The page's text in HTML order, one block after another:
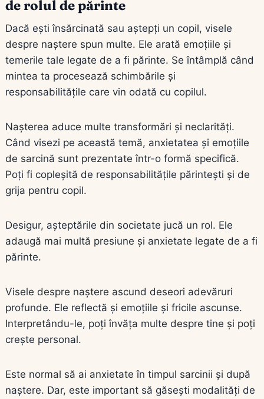
de rolul de părinte
Dacă ești însărcinată sau aștepți un copil, visele
despre naștere spun multe. Ele arată emoțiile și
temerile tale legate de a fi părinte. Se întâmplă când
mintea ta procesează schimbările și
responsabilitățile care vin odată cu copilul.
Nașterea aduce multe transformări și neclarități.
Când visezi pe această temă, anxietatea și emoțiile
de sarcină sunt prezentate într-o formă specifică.
Poți fi copleșită de responsabilitățile părintești și de
grija pentru copil.
Desigur, așteptările din societate jucă un rol. Ele
adaugă mai multă presiune și anxietate legate de a fi
părinte.
Visele despre naștere ascund deseori adevăruri
profunde. Ele reflectă și emoțiile și fricile ascunse.
Interpretându-le, poți învăța multe despre tine și poți
crește personal.
Este normal să ai anxietate în timpul sarcinii și după
naștere. Dar, este important să găsești modalități de